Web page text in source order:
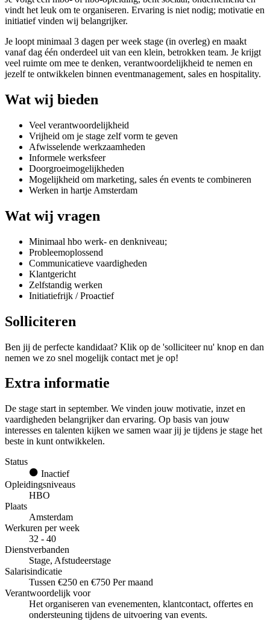
vindt het leuk om te organiseren. Ervaring is niet nodig; motivatie en
initiatief vinden wij belangrijker.
Je loopt minimaal 3 dagen per week stage (in overleg) en maakt
vanaf dag één onderdeel uit van een klein, betrokken team. Je krijgt
veel ruimte om mee te denken, verantwoordelijkheid te nemen en
jezelf te ontwikkelen binnen eventmanagement, sales en hospitality.
Wat wij bieden
Veel verantwoordelijkheid
Vrijheid om je stage zelf vorm te geven
Afwisselende werkzaamheden
Informele werksfeer
Doorgroeimogelijkheden
Mogelijkheid om marketing, sales én events te combineren
Werken in hartje Amsterdam
Wat wij vragen
Minimaal hbo werk- en denkniveau;
Probleemoplossend
Communicatieve vaardigheden
Klantgericht
Zelfstandig werken
Initiatiefrijk / Proactief
Solliciteren
Ben jij de perfecte kandidaat? Klik op de 'solliciteer nu' knop en dan
nemen we zo snel mogelijk contact met je op!
Extra informatie
De stage start in september. We vinden jouw motivatie, inzet en
vaardigheden belangrijker dan ervaring. Op basis van jouw
interesses en talenten kijken we samen waar jij je tijdens je stage het
beste in kunt ontwikkelen.
Status
Inactief
Opleidingsniveaus
HBO
Plaats
Amsterdam
Werkuren per week
32 - 40
Dienstverbanden
Stage, Afstudeerstage
Salarisindicatie
Tussen €250 en €750 Per maand
Verantwoordelijk voor
Het organiseren van evenementen, klantcontact, offertes en
ondersteuning tijdens de uitvoering van events.